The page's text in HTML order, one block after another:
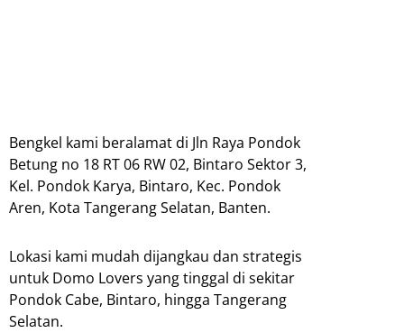
Bengkel kami beralamat di Jln Raya Pondok
Betung no 18 RT 06 RW 02, Bintaro Sektor 3,
Kel. Pondok Karya, Bintaro, Kec. Pondok
Aren, Kota Tangerang Selatan, Banten.
Lokasi kami mudah dijangkau dan strategis
untuk Domo Lovers yang tinggal di sekitar
Pondok Cabe, Bintaro, hingga Tangerang
Selatan.